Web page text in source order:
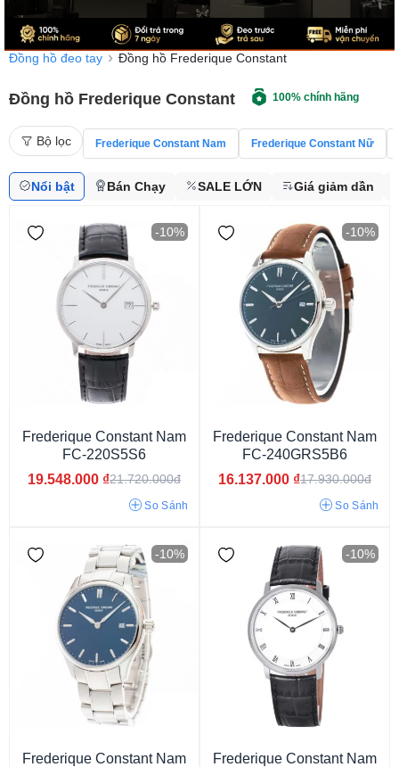
Đồng hồ đeo tay Đồng hồ Frederique Constant
Đồng hồ Frederique Constant 100% chính hãng
Bộ lọc
Từ 80 - 120 Triệu
Từ 120 - 150 Triệu
Frederique Constant Nam Frederique Constant Nữ
Nổi bật Bán Chạy SALE LỚN Giá giảm dần
-10%
Frederique Constant Nam
FC-220S5S6
19.548.000 ₫21.720.000đ
So Sánh
-10%
Frederique Constant Nam
FC-240GRS5B6
16.137.000 ₫17.930.000đ
So Sánh
-10%
Frederique Constant Nam
-10%
Frederique Constant Nam